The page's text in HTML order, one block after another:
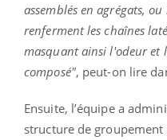
assemblés en agrégats,
renferment les chaînes
masquant ainsi l'odeur et
composé", peut-on lire
Ensuite, l’équipe a
structure de